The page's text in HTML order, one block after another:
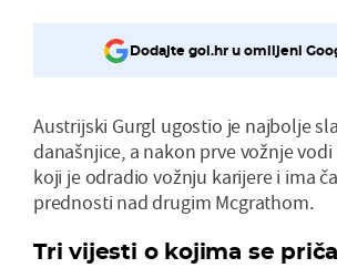
Dodajte gol.hr u omiljeni
Austrijski Gurgl ugostio je najbolje
današnjice, a nakon prve vožnje
koji je odradio vožnju karijere i ima
prednosti nad drugim Mcgrathom.
Tri vijesti o kojima se priča